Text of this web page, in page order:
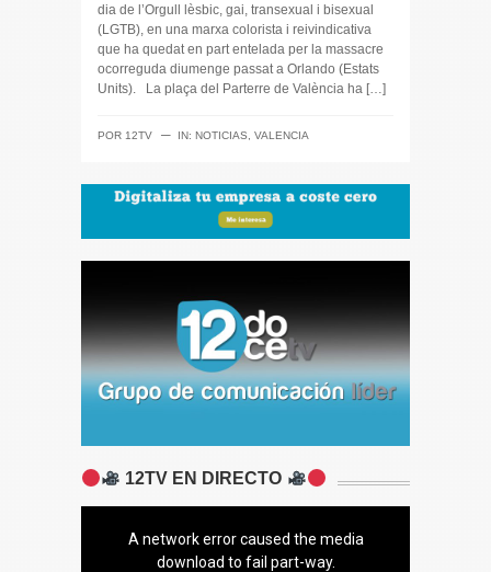
dia de l’Orgull lèsbic, gai, transexual i bisexual
(LGTB), en una marxa colorista i reivindicativa
que ha quedat en part entelada per la massacre
ocorreguda diumenge passat a Orlando (Estats
Units). La plaça del Parterre de València ha […]
POR 12TV ─ IN: NOTICIAS, VALENCIA
12TV EN DIRECTO
A network error caused the media
download to fail part-way.